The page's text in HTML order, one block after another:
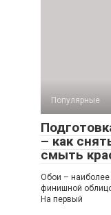
Популярные
– как
смыть
Обои – наиболее
финишной
На первый